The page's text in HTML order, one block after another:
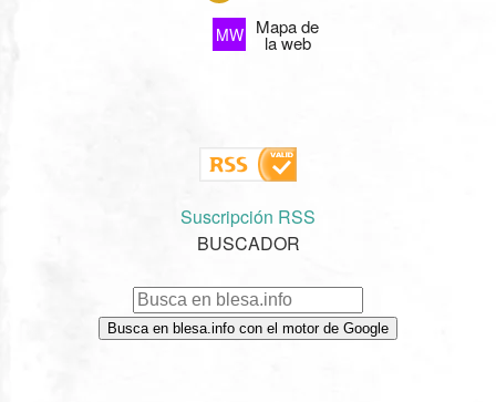
MW Mapa de
la web
Suscripción RSS
BUSCADOR
Busca en blesa.info con el motor de Google